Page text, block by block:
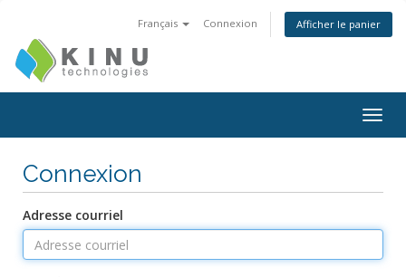
Français Connexion Afficher le panier
la
Connexion
Adresse courriel